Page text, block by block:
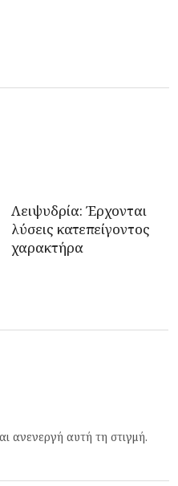
Λειψυδρία: Έρχονται
λύσεις κατεπείγοντος
χαρακτήρα
ανενεργή αυτή τη στιγμή.